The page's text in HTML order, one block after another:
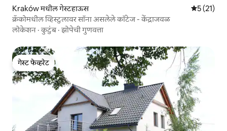
Kraków मधील गेस्टहाऊस 5 पैकी 5
5 (21)
क्रॅकोमधील व्हिस्टुलावर सॉना असलेले कॉटेज - केंद्राजवळ
लोकेशन ·कुटुंब·झोपेची गुणवत्ता
गेस्ट फेव्हरेट
गेस्ट फेव्हरेट